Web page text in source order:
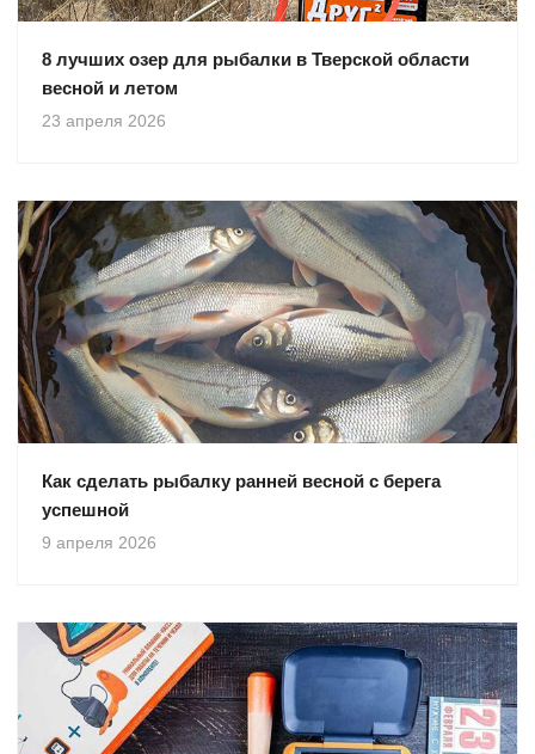
8 лучших озер для рыбалки в Тверской области
весной и летом
23 апреля 2026
Как сделать рыбалку ранней весной с берега
успешной
9 апреля 2026